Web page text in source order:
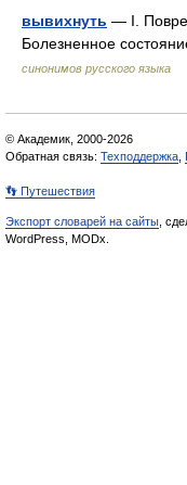
вывихнуть — I.
Болезненное
синонимов русского языка
© Академик, 2000-2026
Обратная связь: Техподдержка
👣 Путешествия
Экспорт словарей на сайты ,
WordPress, MODx.